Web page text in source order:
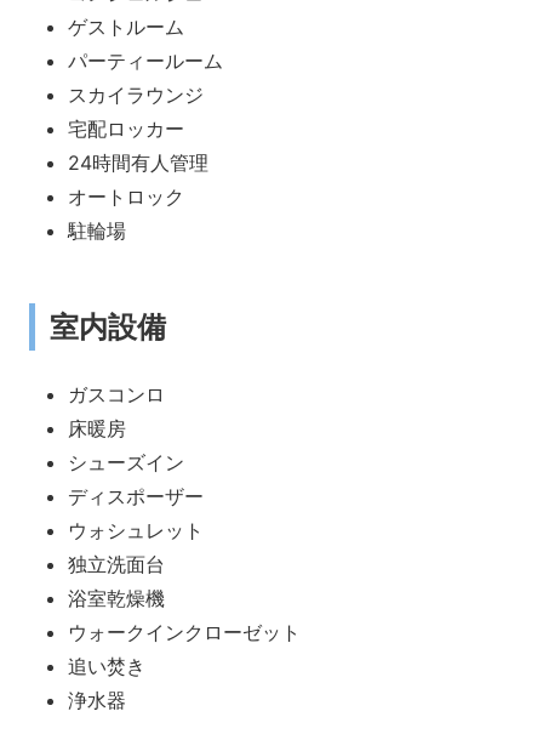
ゲストルーム
パーティールーム
スカイラウンジ
宅配ロッカー
24時間有人管理
オートロック
駐輪場
室内設備
ガスコンロ
床暖房
シューズイン
ディスポーザー
ウォシュレット
独立洗面台
浴室乾燥機
ウォークインクローゼット
追い焚き
浄水器